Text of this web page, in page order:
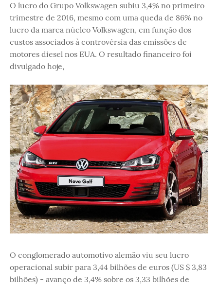
O lucro do Grupo Volkswagen subiu 3,4% no primeiro
trimestre de 2016, mesmo com uma queda de 86% no
lucro da marca núcleo Volkswagen, em função dos
custos associados à controvérsia das emissões de
motores diesel nos EUA. O resultado financeiro foi
divulgado hoje,
O conglomerado automotivo alemão viu seu lucro
operacional subir para 3,44 bilhões de euros (US $ 3,83
bilhões) - avanço de 3,4% sobre os 3,33 bilhões de